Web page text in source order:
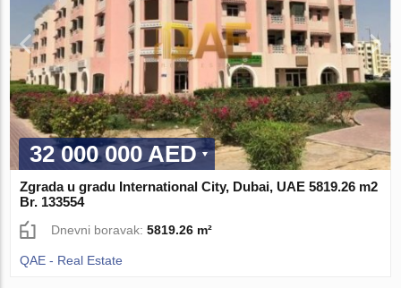
32 000 000 AED
Zgrada u gradu International City, Dubai, UAE 5819.26 m2
Br. 133554
Dnevni boravak:5819.26 m²
QAE - Real Estate